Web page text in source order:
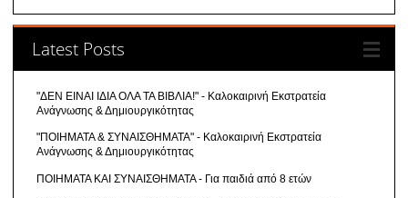
Latest Posts
"ΔΕΝ ΕΙΝΑΙ ΙΔΙΑ ΟΛΑ ΤΑ ΒΙΒΛΙΑ!" - Καλοκαιρινή Εκστρατεία
Ανάγνωσης & Δημιουργικότητας
"ΠΟΙΗΜΑΤΑ & ΣΥΝΑΙΣΘΗΜΑΤΑ" - Καλοκαιρινή Εκστρατεία
Ανάγνωσης & Δημιουργικότητας
ΠΟΙΗΜΑΤΑ ΚΑΙ ΣΥΝΑΙΣΘΗΜΑΤΑ - Για παιδιά από 8 ετών